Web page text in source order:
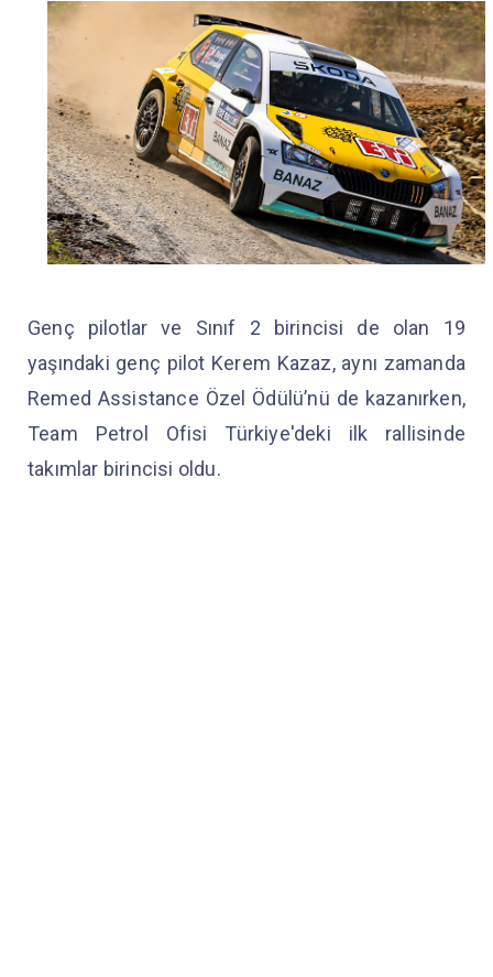
Genç pilotlar ve Sınıf 2 birincisi de olan 19
yaşındaki genç pilot Kerem Kazaz, aynı zamanda
Remed Assistance Özel Ödülü’nü de kazanırken,
Team Petrol Ofisi Türkiye'deki ilk rallisinde
takımlar birincisi oldu.